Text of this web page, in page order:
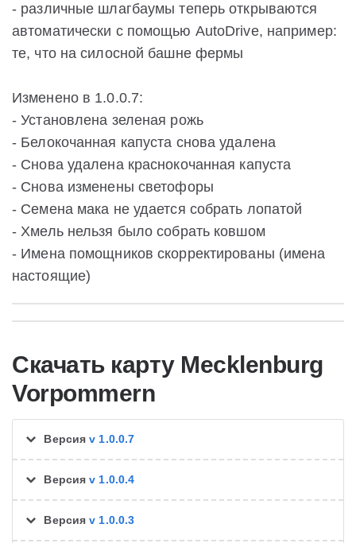
- различные шлагбаумы теперь открываются
автоматически с помощью AutoDrive, например:
те, что на силосной башне фермы
Изменено в 1.0.0.7:
- Установлена зеленая рожь
- Белокочанная капуста снова удалена
- Снова удалена краснокочанная капуста
- Снова изменены светофоры
- Семена мака не удается собрать лопатой
- Хмель нельзя было собрать ковшом
- Имена помощников скорректированы (имена
настоящие)
Скачать карту Mecklenburg
Vorpommern
Версияv 1.0.0.7
Версияv 1.0.0.4
Версияv 1.0.0.3